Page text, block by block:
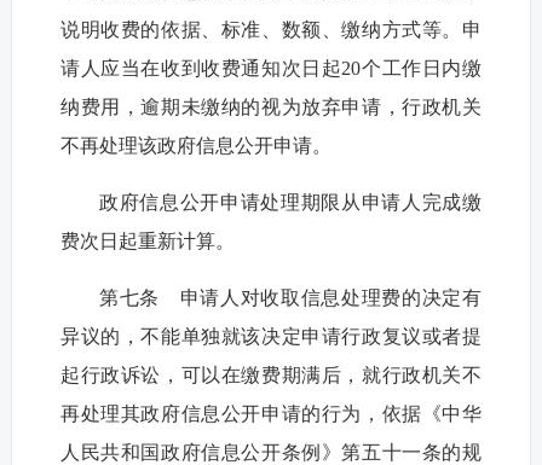
说明收费的依据、标准、数额、缴纳方式等。申
请人应当在收到收费通知次日起20个工作日内缴
纳费用，逾期未缴纳的视为放弃申请，行政机关
不再处理该政府信息公开申请。
政府信息公开申请处理期限从申请人完成缴
费次日起重新计算。
第七条 申请人对收取信息处理费的决定有
异议的，不能单独就该决定申请行政复议或者提
起行政诉讼，可以在缴费期满后，就行政机关不
再处理其政府信息公开申请的行为，依据《中华
人民共和国政府信息公开条例》第五十一条的规